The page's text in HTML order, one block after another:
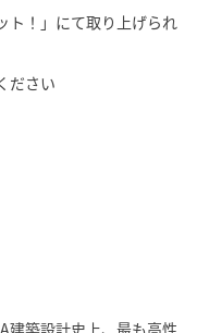
ト！」にて取り上げられ
ださい
建築設計史上、最も高性